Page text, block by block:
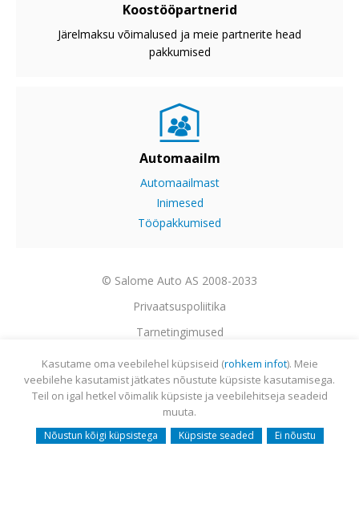
Koostööpartnerid
Järelmaksu võimalused ja meie partnerite head
pakkumised
Automaailm
Automaailmast
Inimesed
Tööpakkumised
© Salome Auto AS 2008-2033
Privaatsuspoliitika
Tarnetingimused
Garantii
Utiliseerimine
Sisukaart
Webmail
Kasutame oma veebilehel küpsiseid (rohkem infot). Meie
veebilehe kasutamist jätkates nõustute küpsiste kasutamisega.
Teil on igal hetkel võimalik küpsiste ja veebilehitseja seadeid
muuta.
Nõustun kõigi küpsistega Küpsiste seaded Ei nõustu